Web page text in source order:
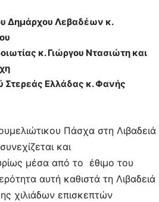
Δημάρχου Λεβαδέων κ.
κ. Γιώργου Ντασιώτη και
Στερεάς Ελλάδας κ. Φανής
Πάσχα στη Λιβαδειά
συνεχίζεται και
μέσα από το έθιμο του
αυτή καθιστά τη Λιβαδειά
χιλιάδων επισκεπτών